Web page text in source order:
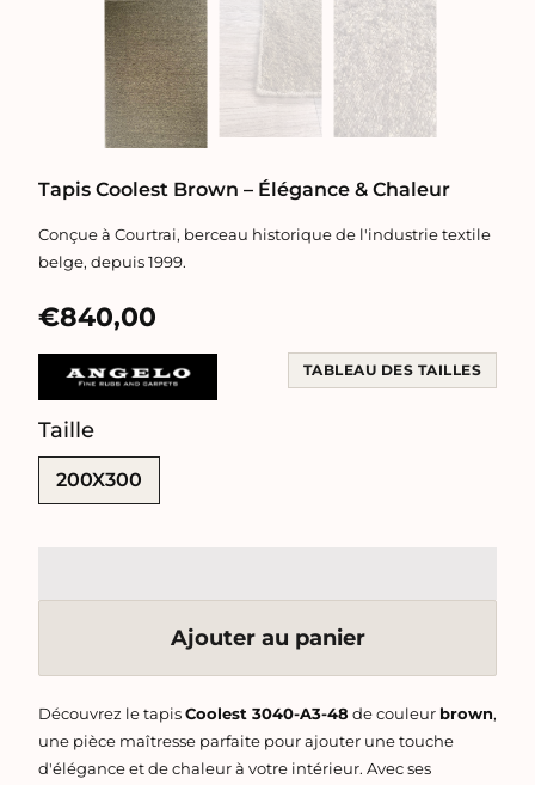
Tapis Coolest Brown – Élégance & Chaleur
Conçue à Courtrai, berceau historique de l'industrie textile
belge, depuis 1999.
€840,00
TABLEAU DES TAILLES
Taille
SWATCH-200X300
200X300
Ajouter au panier
Découvrez le tapisCoolest 3040-A3-48 de couleur brown,
une pièce maîtresse parfaite pour ajouter une touche
d'élégance et de chaleur à votre intérieur. Avec ses